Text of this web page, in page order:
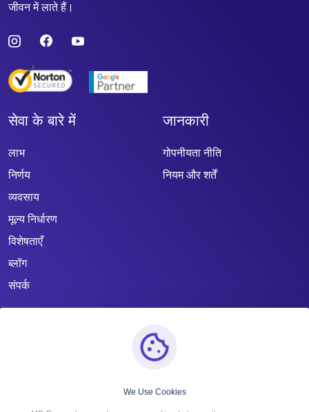
जीवन में लाते हैं।
सेवा के बारे में
लाभ
निर्णय
व्यवसाय
मूल्य निर्धारण
विशेषताएँ
ब्लॉग
संपर्क
जानकारी
गोपनीयता नीति
नियम और शर्तें
We Use Cookies